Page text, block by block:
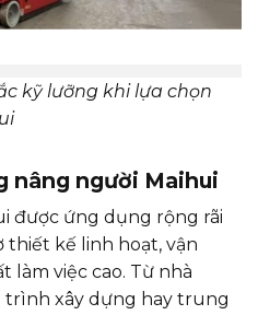
kỹ lưỡng khi lựa chọn
nâng người Maihui
được ứng dụng rộng rãi
kế linh hoạt, vận
làm việc cao. Từ nhà
trình xây dựng hay trung